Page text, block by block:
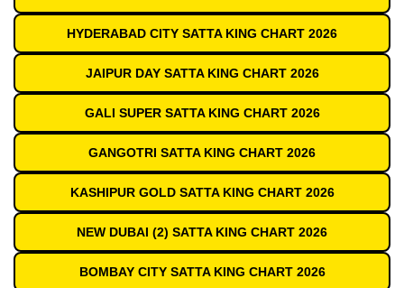
HYDERABAD CITY SATTA KING CHART 2026
JAIPUR DAY SATTA KING CHART 2026
GALI SUPER SATTA KING CHART 2026
GANGOTRI SATTA KING CHART 2026
KASHIPUR GOLD SATTA KING CHART 2026
NEW DUBAI (2) SATTA KING CHART 2026
BOMBAY CITY SATTA KING CHART 2026